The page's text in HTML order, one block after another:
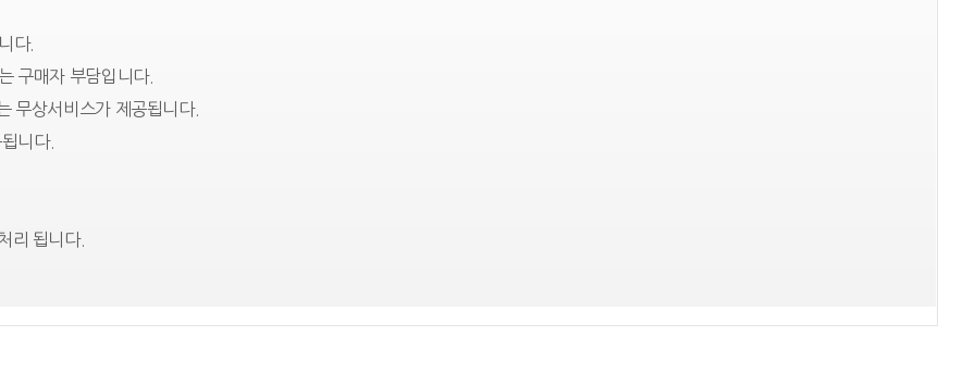
다.
구매자 부담입니다.
무상서비스가 제공됩니다.
니다.
리 됩니다.